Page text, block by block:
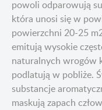
powoli odparowują
która unosi się w
powierzchni 20-25
emitują wysokie
naturalnych wrogów
podlatują w pobliże.
substancje
maskują zapach